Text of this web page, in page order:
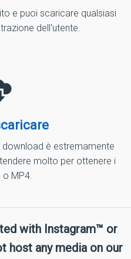
e puoi scaricare qualsiasi
dell'utente.
è estremamente
molto per ottenere i
o MP4.
with Instagram™ or
host any media on our